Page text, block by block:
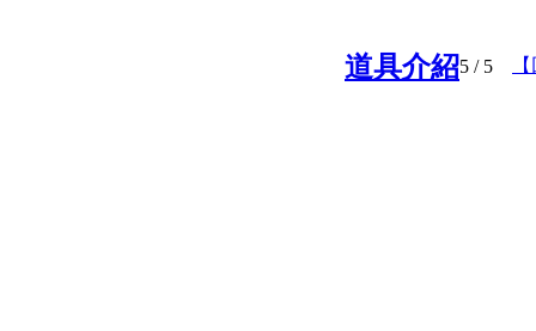
道具介紹5 / 5